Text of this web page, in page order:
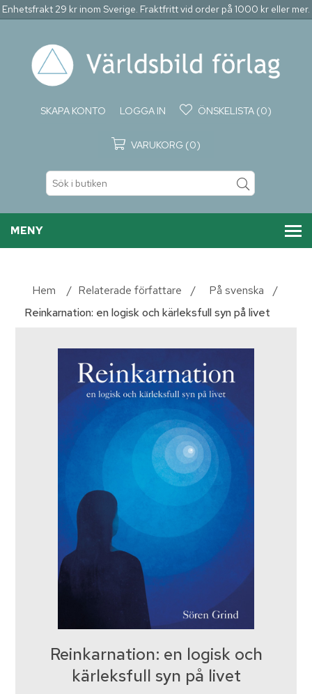
Enhetsfrakt 29 kr inom Sverige. Fraktfritt vid order på 1000 kr eller mer.
SKAPA KONTO LOGGA IN ÖNSKELISTA (0)
VARUKORG (0)
MENY
Hem / Relaterade författare / På svenska
/
Reinkarnation: en logisk och kärleksfull syn på livet
Reinkarnation: en logisk och
kärleksfull syn på livet